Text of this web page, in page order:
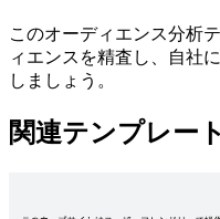
このオーディエンス分析
ィエンスを精査し、自社
しましょう。
関連テンプレート